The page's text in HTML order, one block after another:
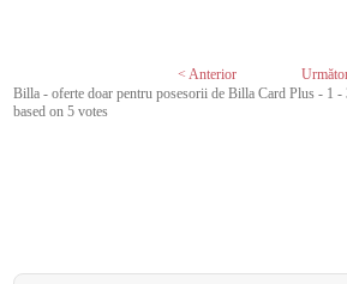
< Anterior
Billa - oferte doar pentru posesorii de Billa Card Plus - 1 -
based on5 votes